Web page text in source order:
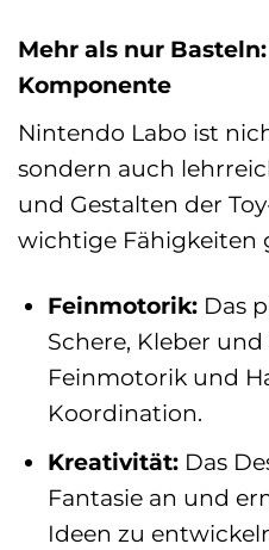
Mehr als nur
Komponente
Nintendo Labo ist
sondern auch
und Gestalten der
wichtige Fähigkeiten
Feinmotorik:Das
Schere, Kleber
Feinmotorik und
Koordination.
Kreativität:Das
Fantasie an und
Ideen zu